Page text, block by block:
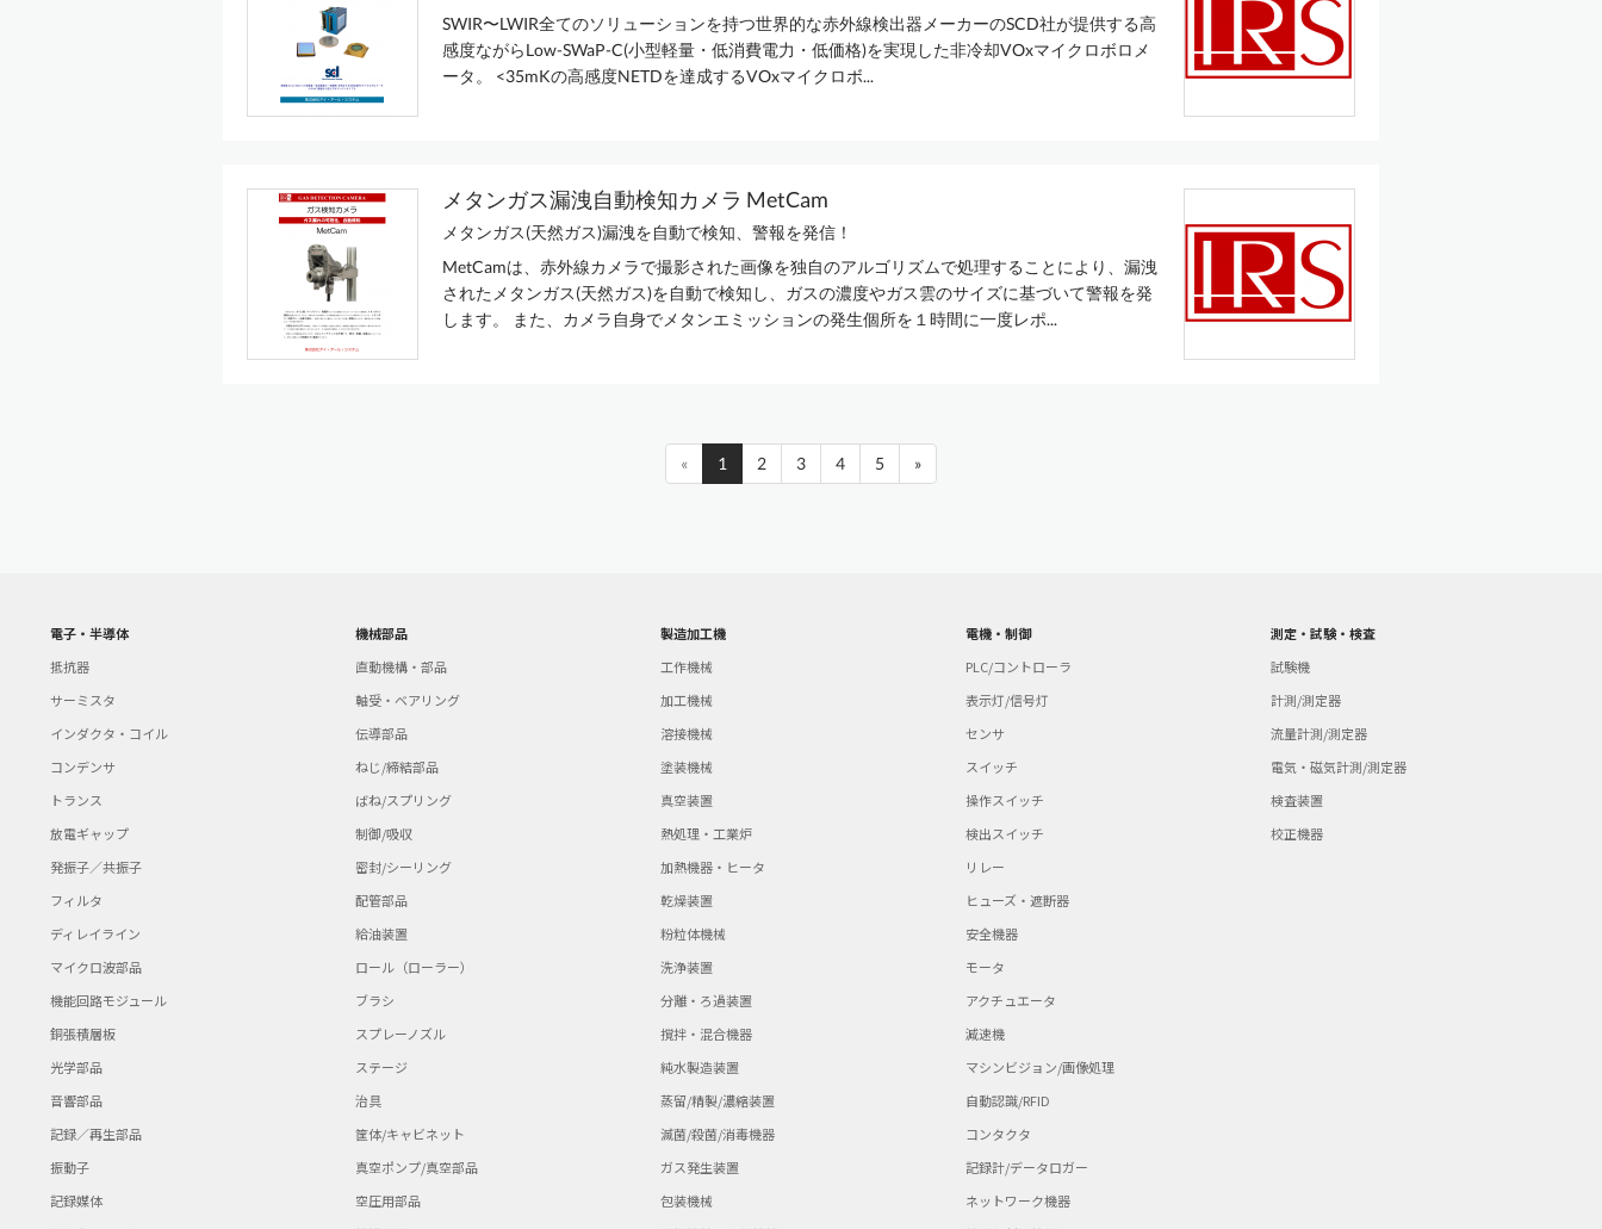
SWIR〜LWIR全てのソリューションを持つ世界的な赤外線検出器メーカーのSCD社が提供する高
感度ながらLow-SWaP-C(小型軽量・低消費電力・低価格)を実現した非冷却VOxマイクロボロメ
ータ。 <35mKの高感度NETDを達成するVOxマイクロボ...
メタンガス漏洩自動検知カメラ MetCam
メタンガス(天然ガス)漏洩を自動で検知、警報を発信！
MetCamは、赤外線カメラで撮影された画像を独自のアルゴリズムで処理することにより、漏洩
されたメタンガス(天然ガス)を自動で検知し、ガスの濃度やガス雲のサイズに基づいて警報を発
します。 また、カメラ自身でメタンエミッションの発生個所を１時間に一度レポ...
« 1 2 3 4 5 »
電子・半導体
抵抗器
サーミスタ
インダクタ・コイル
コンデンサ
トランス
放電ギャップ
発振子／共振子
フィルタ
ディレイライン
マイクロ波部品
機能回路モジュール
銅張積層板
光学部品
音響部品
記録／再生部品
振動子
記録媒体
機械部品
直動機構・部品
軸受・ベアリング
伝導部品
ねじ/締結部品
ばね/スプリング
制御/吸収
密封/シーリング
配管部品
給油装置
ロール（ローラー）
ブラシ
スプレーノズル
ステージ
治具
筐体/キャビネット
真空ポンプ/真空部品
空圧用部品
製造加工機
工作機械
加工機械
溶接機械
塗装機械
真空装置
熱処理・工業炉
加熱機器・ヒータ
乾燥装置
粉粒体機械
洗浄装置
分離・ろ過装置
撹拌・混合機器
純水製造装置
蒸留/精製/濃縮装置
滅菌/殺菌/消毒機器
ガス発生装置
包装機械
電機・制御
PLC/コントローラ
表示灯/信号灯
センサ
スイッチ
操作スイッチ
検出スイッチ
リレー
ヒューズ・遮断器
安全機器
モータ
アクチュエータ
減速機
マシンビジョン/画像処理
自動認識/RFID
コンタクタ
記録計/データロガー
ネットワーク機器
測定・試験・検査
試験機
計測/測定器
流量計測/測定器
電気・磁気計測/測定器
検査装置
校正機器